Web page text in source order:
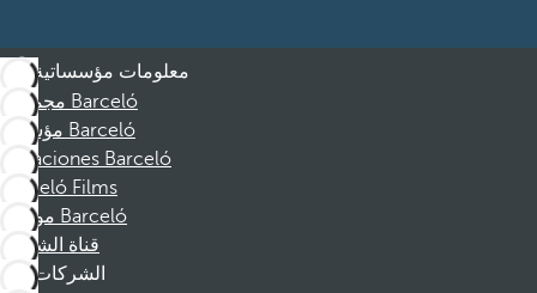
معلومات مؤسساتية
مجموعة Barceló
مؤسسة Barceló
Vacaciones Barceló
Barceló Films
موظفو Barceló
قناة الشكوى
الشركات